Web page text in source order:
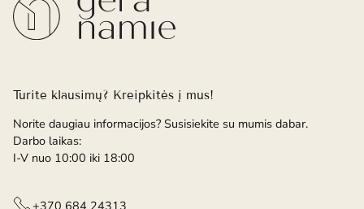
Turite klausimų? Kreipkitės į mus!
Norite daugiau informacijos? Susisiekite su mumis dabar.
Darbo laikas:
I-V nuo 10:00 iki 18:00
+370 684 24313